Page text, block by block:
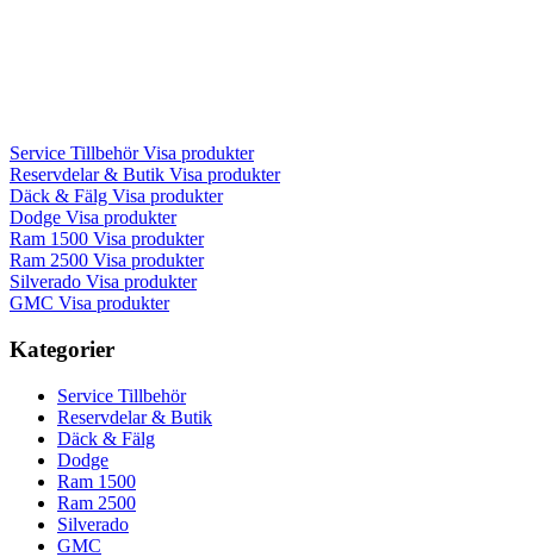
Service TillbehörVisa produkter
Reservdelar & Butik Visa produkter
Däck & Fälg Visa produkter
Dodge Visa produkter
Ram 1500 Visa produkter
Ram 2500 Visa produkter
Silverado Visa produkter
GMC Visa produkter
Kategorier
Service Tillbehör
Reservdelar & Butik
Däck & Fälg
Dodge
Ram 1500
Ram 2500
Silverado
GMC